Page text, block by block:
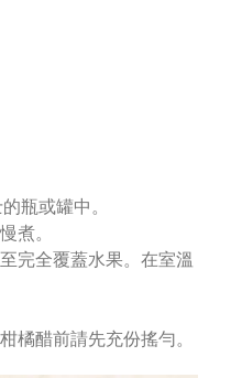
瓶或罐中。
煮。
完全覆蓋水果。在室溫
橘醋前請先充份搖勻。